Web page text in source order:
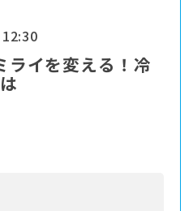
ライを変える！冷